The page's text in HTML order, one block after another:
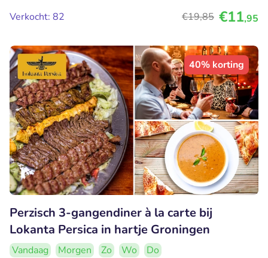
Verkocht: 82
€19,85 €11,95
40% korting
Perzisch 3-gangendiner à la carte bij
Lokanta Persica in hartje Groningen
Vandaag Morgen Zo Wo
Do